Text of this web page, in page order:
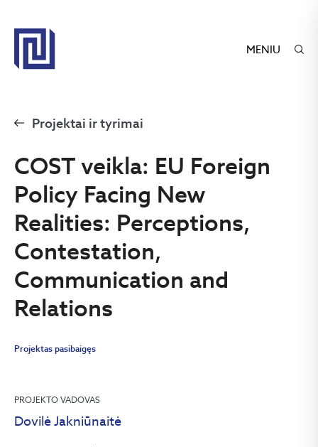
MENIU
Projektai ir tyrimai
COST veikla: EU Foreign
Policy Facing New
Realities: Perceptions,
Contestation,
Communication and
Relations
Projektas pasibaigęs
PROJEKTO VADOVAS
Dovilė Jakniūnaitė